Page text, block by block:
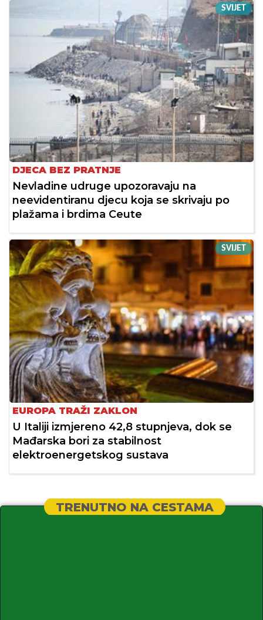
SVIJET
DJECA BEZ PRATNJE
Nevladine udruge upozoravaju na
neevidentiranu djecu koja se skrivaju po
plažama i brdima Ceute
SVIJET
EUROPA TRAŽI ZAKLON
U Italiji izmjereno 42,8 stupnjeva, dok se
Mađarska bori za stabilnost
elektroenergetskog sustava
TRENUTNO NA CESTAMA